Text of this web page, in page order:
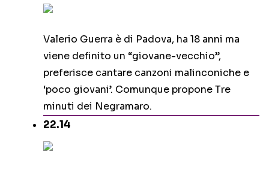
Valerio Guerra è di Padova, ha 18 anni ma
viene definito un “giovane-vecchio”,
preferisce cantare canzoni malinconiche e
‘poco giovani’. Comunque propone Tre
minuti dei Negramaro.
22.14